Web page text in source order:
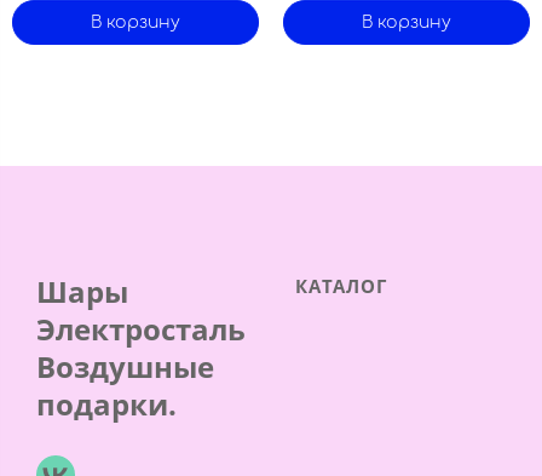
В корзину В корзину
Шары
Электросталь
Воздушные
подарки.
КАТАЛОГ